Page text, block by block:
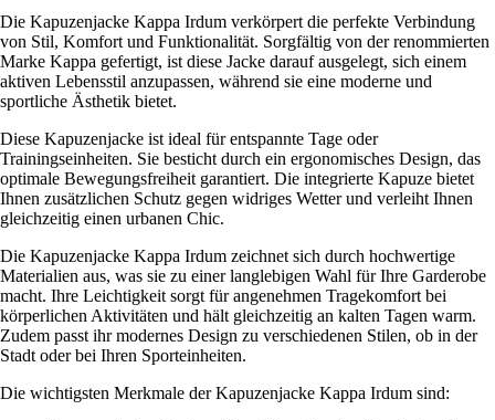
Die Kapuzenjacke Kappa Irdum verkörpert die perfekte Verbindung
von Stil, Komfort und Funktionalität. Sorgfältig von der renommierten
Marke Kappa gefertigt, ist diese Jacke darauf ausgelegt, sich einem
aktiven Lebensstil anzupassen, während sie eine moderne und
sportliche Ästhetik bietet.
Diese Kapuzenjacke ist ideal für entspannte Tage oder
Trainingseinheiten. Sie besticht durch ein ergonomisches Design, das
optimale Bewegungsfreiheit garantiert. Die integrierte Kapuze bietet
Ihnen zusätzlichen Schutz gegen widriges Wetter und verleiht Ihnen
gleichzeitig einen urbanen Chic.
Die Kapuzenjacke Kappa Irdum zeichnet sich durch hochwertige
Materialien aus, was sie zu einer langlebigen Wahl für Ihre Garderobe
macht. Ihre Leichtigkeit sorgt für angenehmen Tragekomfort bei
körperlichen Aktivitäten und hält gleichzeitig an kalten Tagen warm.
Zudem passt ihr modernes Design zu verschiedenen Stilen, ob in der
Stadt oder bei Ihren Sporteinheiten.
Die wichtigsten Merkmale der Kapuzenjacke Kappa Irdum sind: